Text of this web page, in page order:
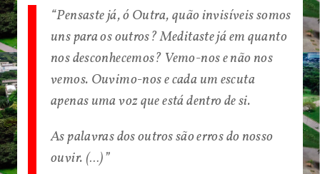
“Pensaste já, ó Outra, quão invisíveis somos
uns para os outros? Meditaste já em quanto
nos desconhecemos? Vemo-nos e não nos
vemos. Ouvimo-nos e cada um escuta
apenas uma voz que está dentro de si.
As palavras dos outros são erros do nosso
ouvir. (…)”